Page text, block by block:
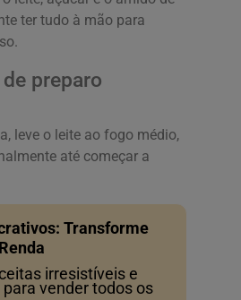
ter tudo à mão para
preparo
leve o leite ao fogo médio,
até começar a
Transforme
irresistíveis e
vender todos os